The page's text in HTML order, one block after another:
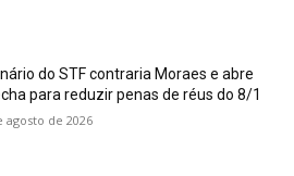
do STF contraria Moraes e abre
para reduzir penas de réus do 8/1
agosto de 2026